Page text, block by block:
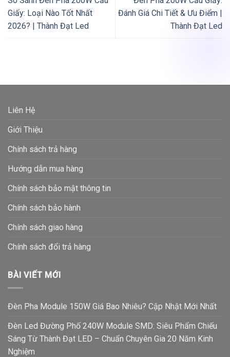
Giấy: Loại Nào Tốt Nhất
2026? | Thành Đạt Led
Đánh Giá Chi Tiết & Ưu Điểm |
Thành Đạt Led
Liên Hệ
Giới Thiệu
Chính sách trả hàng
Hướng dẫn mua hàng
Chính sách bảo mật thông tin
Chính sách bảo hành
Chính sách giao hàng
Chính sách đổi trả hàng
BÀI VIẾT MỚI
Đèn Pha Module 150W Giá Bao Nhiêu? Cập Nhật Mới Nhất
Đèn Led Đường Phố 240W Module SMD: Siêu Phẩm Chiếu
Sáng Từ Thành Đạt LED – Chuẩn Chuyên Gia 20 Năm Kinh
Nghiệm